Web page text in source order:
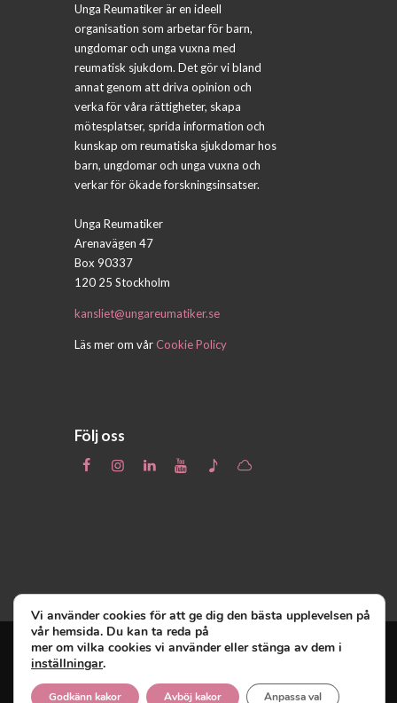
Unga Reumatiker är en ideell
organisation som arbetar för barn,
ungdomar och unga vuxna med
reumatisk sjukdom. Det gör vi bland
annat genom att driva opinion och
verka för våra rättigheter, skapa
mötesplatser, sprida information och
kunskap om reumatiska sjukdomar hos
barn, ungdomar och unga vuxna och
verkar för ökade forskningsinsatser.
Unga Reumatiker
Arenavägen 47
Box 90337
120 25 Stockholm
kansliet@ungareumatiker.se
Läs mer om vårCookie Policy
Följ oss
innehar upphovsrätten till denna site och
Vi använder cookies för att ge dig den bästa upplevelsen på
vår hemsida. Du kan ta reda på
mer om vilka cookies vi använder eller stänga av dem i
inställningar.
Godkänn kakor Avböj kakor Anpassa val